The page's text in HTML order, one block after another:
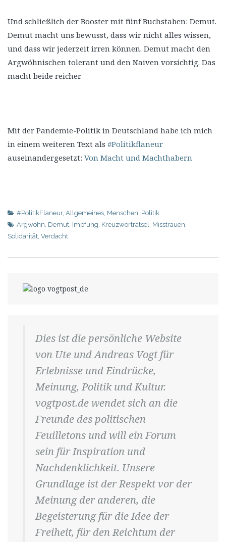
Und schließlich der Booster mit fünf Buchstaben: Demut.
Demut macht uns bewusst, dass wir nicht alles wissen,
und dass wir jederzeit irren können. Demut macht den
Argwöhnischen tolerant und den Naiven vorsichtig. Das
macht beide reicher.
Mit der Pandemie-Politik in Deutschland habe ich mich
in einem weiteren Text als #Politikflaneur
auseinandergesetzt: Von Macht und Machthabern
#PolitikFlaneur, Allgemeines, Menschen, Politik
Argwohn, Demut, Impfung, Kreuzworträtsel, Misstrauen,
Solidarität, Verdacht
Dies ist die persönliche Website
von Ute und Andreas Vogt für
Erlebnisse und Eindrücke,
Meinung, Politik und Kultur.
vogtpost.de wendet sich an die
Freunde des politischen
Feuilletons und will ein Forum
sein für Inspiration und
Nachdenklichkeit. Unsere
Grundlage ist der Respekt vor der
Meinung der anderen, die
Begeisterung für die Idee der
Freiheit, für den Reichtum der